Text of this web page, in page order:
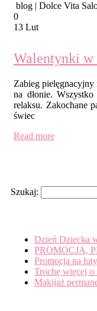
blog | Dolce Vita
0
13 Lut
Walentynki w
Zabieg
na dłonie.
relaksu. Zakochane
świec
Read more
Szukaj:
Dzień Dziecka
PROMOCJA,
Promocja na
Trochę więcej
Makijaż